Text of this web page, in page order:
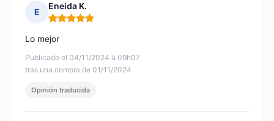
E
Eneida K.
Nota: 5 de 5
Publicado el 04/11/2024 à 09h07
tras una compra de 01/11/2024
Lo mejor
Opinión traducida